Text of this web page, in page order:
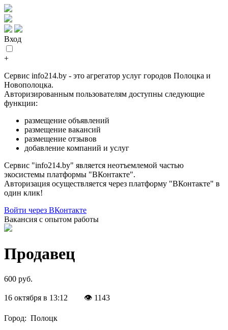
Вход
+
Сервис info214.by - это агрегатор услуг городов Полоцка и
Новополоцка.
Авторизированным пользователям доступны следующие
функции:
размещение объявлений
размещение вакансий
размещение отзывов
добавление компаний и услуг
Сервис "info214.by" является неотъемлемой частью
экосистемы платформы "ВКонтакте".
Авторизация осуществляется через платформу "ВКонтакте" в
один клик!
Войти через ВКонтакте
Вакансия с опытом работы
Продавец
600 руб.
16 октября в 13:12 👁 1143
Город: Полоцк